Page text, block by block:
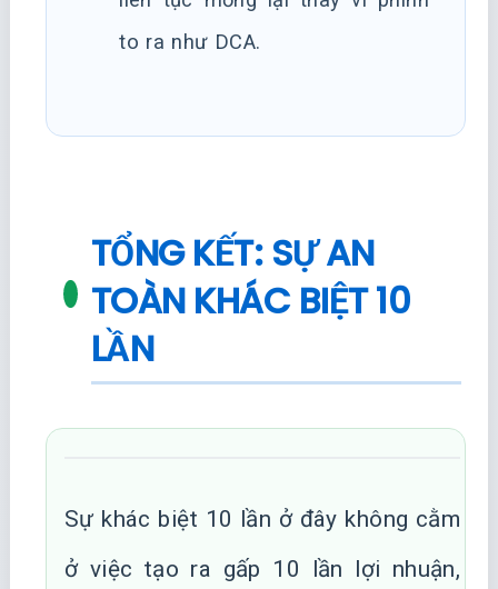
to ra như DCA.
TỔNG KẾT: SỰ AN
TOÀN KHÁC BIỆT 10
LẦN
Sự khác biệt 10 lần ở đây không cằm
ở việc tạo ra gấp 10 lần lợi nhuận,